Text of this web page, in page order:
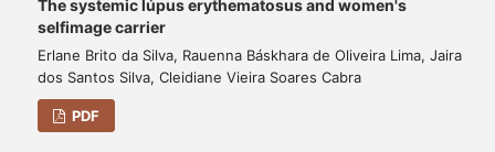
The systemic lúpus erythematosus and women's
selfimage carrier
Erlane Brito da Silva, Rauenna Báskhara de Oliveira Lima, Jaira
dos Santos Silva, Cleidiane Vieira Soares Cabra
PDF